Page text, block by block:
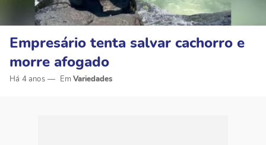
Empresário tenta salvar cachorro e
morre afogado
Há 4 anos Variedades